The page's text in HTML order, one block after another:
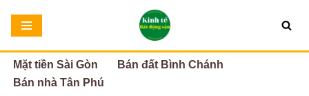
Chuyển
tới
nội
dung
Mặt tiền Sài Gòn
Bán đất Bình Chánh
Bán nhà Tân Phú